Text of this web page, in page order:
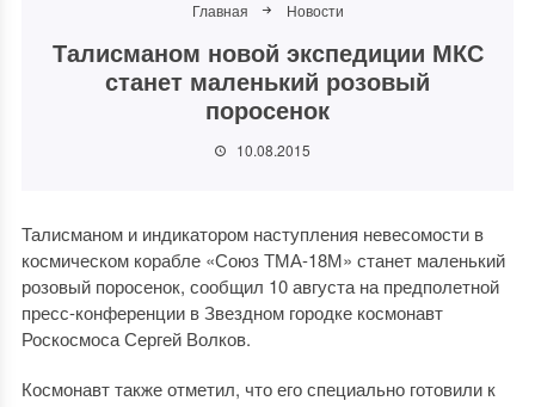
Главная Новости
Талисманом новой экспедиции МКС
станет маленький розовый
поросенок
10.08.2015
Талисманом и индикатором наступления невесомости в
космическом корабле «Союз ТМА-18М» станет маленький
розовый поросенок, сообщил 10 августа на предполетной
пресс-конференции в Звездном городке космонавт
Роскосмоса Сергей Волков.
Космонавт также отметил, что его специально готовили к